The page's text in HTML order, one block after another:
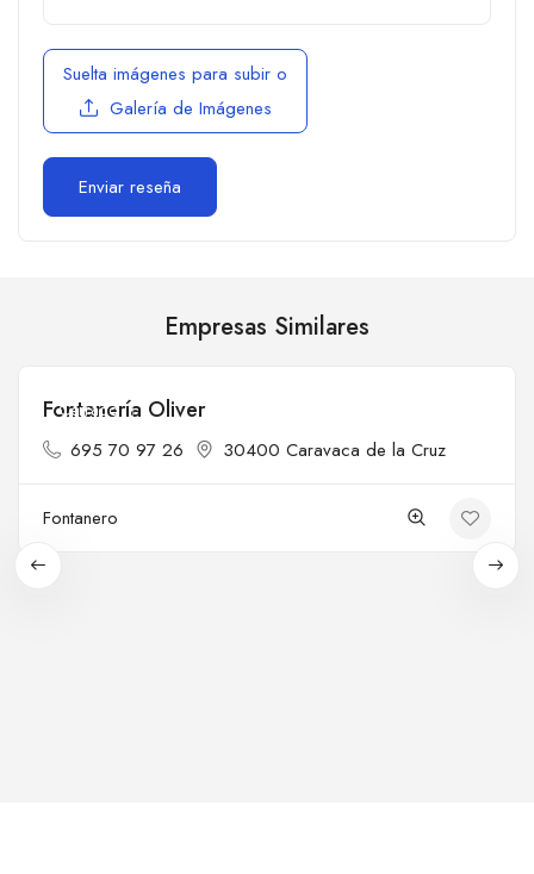
Suelta imágenes para subir o
Galería de Imágenes
Empresas Similares
Cerrado
Fontanería Oliver
695 70 97 26 30400 Caravaca de la Cruz
Fontanero